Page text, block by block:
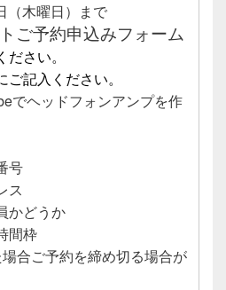
（木曜日）まで
ご予約申込みフォーム
さい。
記入ください。
でヘッドフォンアンプを作
号
ス
かどうか
間枠
合ご予約を締め切る場合が